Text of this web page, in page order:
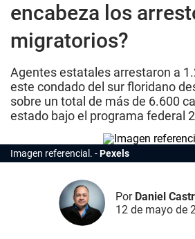
encabeza los
migratorios?
Agentes estatales arrestaron a
este condado del sur floridano
sobre un total de más de 6.600
estado bajo el programa federal
Imagen referencial. Pexels
Por Daniel
12 de mayo de